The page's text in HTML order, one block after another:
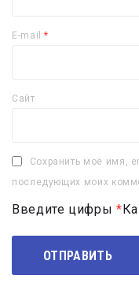
E-mail*
Сайт
Сохранить моё имя,
последующих моих
Введите цифры *